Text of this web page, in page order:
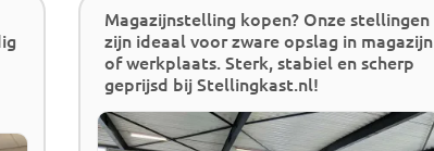
Magazijnstelling kopen? Onze stellingen
zijn ideaal voor zware opslag in magazijn
of werkplaats. Sterk, stabiel en scherp
geprijsd bij Stellingkast.nl!